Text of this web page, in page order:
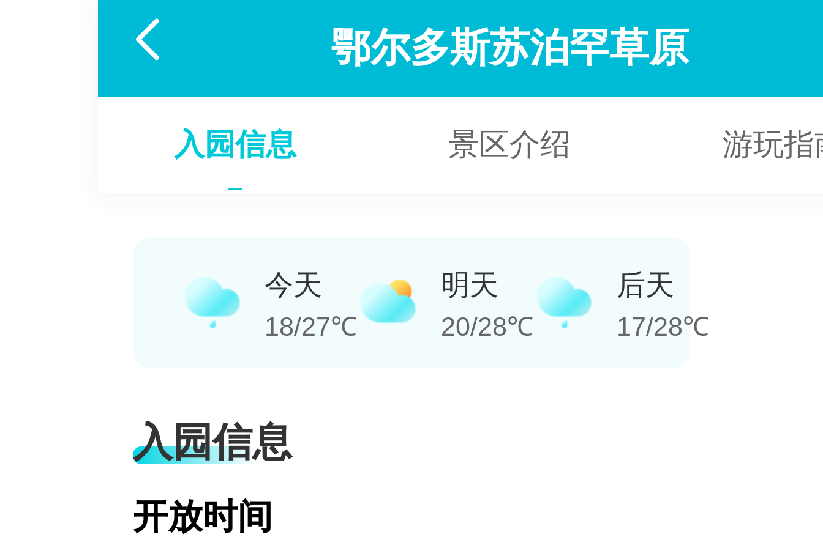
 鄂尔多斯苏泊罕草原
入园信息 景区介绍 游玩指
今天
18/27℃
明天
20/28℃
后天
17/28℃
入园信息
开放时间